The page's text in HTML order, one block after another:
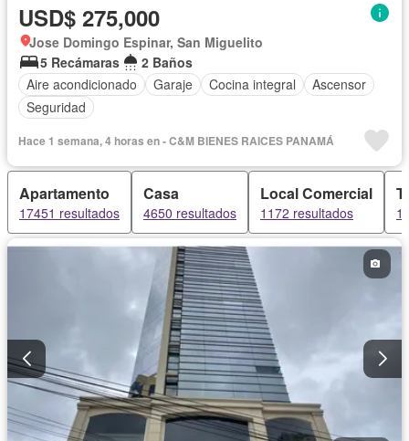
USD$ 275,000
Jose Domingo Espinar, San Miguelito
5 Recámaras
2 Baños
Aire acondicionado
Garaje Cocina integral
Ascensor
Seguridad
Hace 1 semana, 4 horas en - C&M BIENES RAICES PANAMÁ
Apartamento
17451 resultados
Casa
4650 resultados
Local Comercial
1172 resultados